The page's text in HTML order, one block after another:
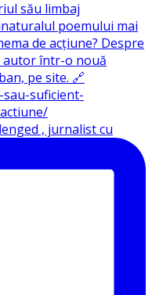
, jurnalist cu